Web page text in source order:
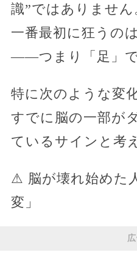
識”ではありません
一番最初に狂うの
――つまり「足」で
特に次のような変化
すでに脳の一部が
ているサインと考
⚠ 脳が壊れ始めた
変」